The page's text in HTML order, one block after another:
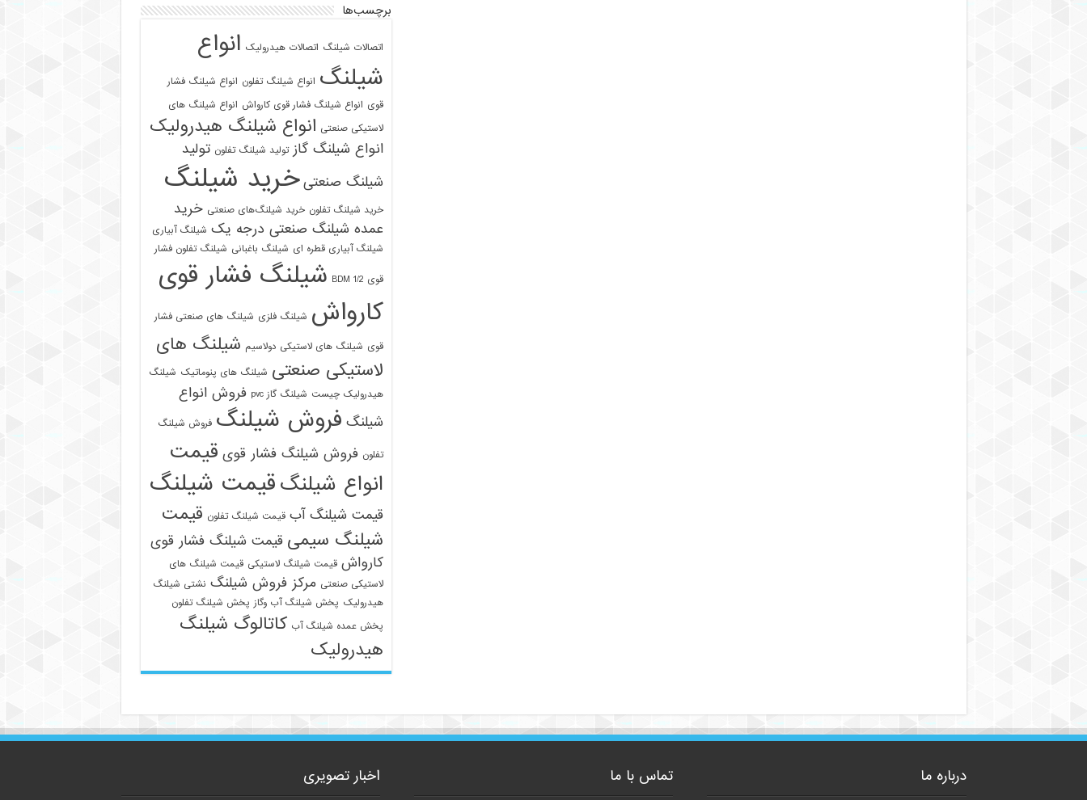
برچسب‌ها
اتصالات شیلنگ اتصالات هیدرولیک انواع
شیلنگ انواع شیلنگ تفلون انواع شیلنگ فشار
قوی انواع شیلنگ فشار قوی کارواش انواع شیلنگ های
لاستیکی صنعتی انواع شیلنگ هیدرولیک
انواع شیلنگ گاز تولید شیلنگ تفلون تولید
شیلنگ صنعتی خرید شیلنگ
خرید شیلنگ تفلون خرید شیلنگ‌های صنعتی خرید
عمده شیلنگ صنعتی درجه یک شیلنگ آبیاری
شیلنگ آبیاری قطره ای شیلنگ باغبانی شیلنگ تفلون فشار
قوی 1/2 BDM
شیلنگ فشار قوی
کارواش شیلنگ فلزی شیلنگ های صنعتی فشار
قوی شیلنگ های لاستیکی دولاسیم شیلنگ های
لاستیکی صنعتی شیلنگ های پنوماتیک شیلنگ
هیدرولیک چیست شیلنگ گاز pvc
فروش انواع
شیلنگ فروش شیلنگ فروش شیلنگ
تفلون فروش شیلنگ فشار قوی قیمت
انواع شیلنگقیمت شیلنگ
قیمت شیلنگ آب قیمت شیلنگ تفلون قیمت
شیلنگ سیمی قیمت شیلنگ فشار قوی
کارواش قیمت شیلنگ لاستیکی قیمت شیلنگ های
لاستیکی صنعتی مرکز فروش شیلنگ نشتی شیلنگ
هیدرولیک پخش شیلنگ آب وگاز پخش شیلنگ تفلون
پخش عمده شیلنگ آب کاتالوگ شیلنگ
هیدرولیک
درباره ما تماس با ما اخبار تصویری